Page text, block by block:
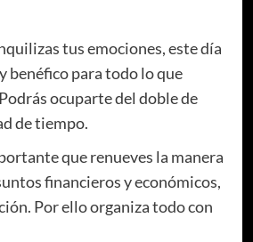
tus emociones, este día
benéfico para todo lo que
ocuparte del doble de
de tiempo.
que renueves la manera
financieros y económicos,
Por ello organiza todo con